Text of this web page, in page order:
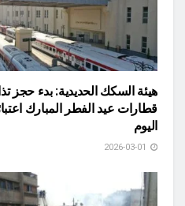
هيئة السكك الحديدية: بدء حجز
قطارات عيد الفطر المبارك
اليوم